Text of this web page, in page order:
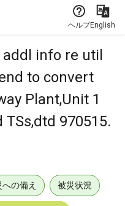
ヘルプEnglish
info re util
to convert
Plant,Unit 1
970515.
への備え 被災状況